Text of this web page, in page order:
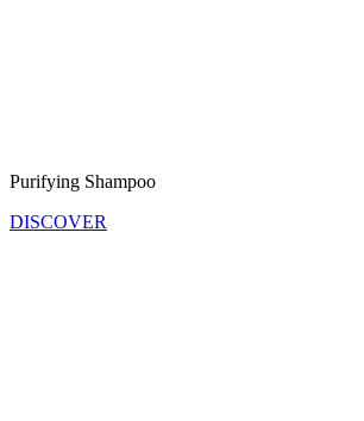
Purifying Shampoo
DISCOVER